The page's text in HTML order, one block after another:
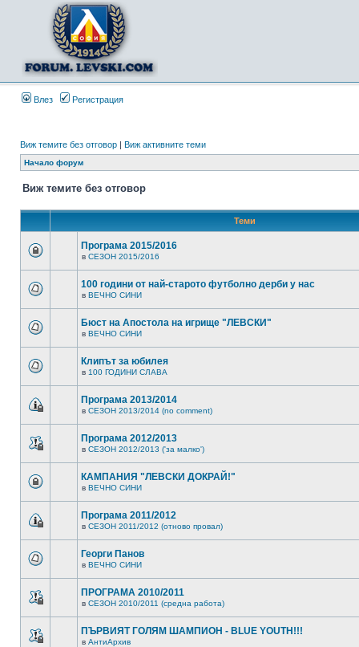
Влез Регистрация
Виж темите без отговор | Виж активните теми
Начало форум
Виж темите без отговор
Теми
Програма 2015/2016
в СЕЗОН 2015/2016
100 години от най-старото футболно дерби у нас
в ВЕЧНО СИНИ
Бюст на Апостола на игрище "ЛЕВСКИ"
в ВЕЧНО СИНИ
Клипът за юбилея
в 100 ГОДИНИ СЛАВА
Програма 2013/2014
в СЕЗОН 2013/2014 (no comment)
Програма 2012/2013
в СЕЗОН 2012/2013 ('за малко')
КАМПАНИЯ "ЛЕВСКИ ДОКРАЙ!"
в ВЕЧНО СИНИ
Програма 2011/2012
в СЕЗОН 2011/2012 (отново провал)
Георги Панов
в ВЕЧНО СИНИ
ПРОГРАМА 2010/2011
в СЕЗОН 2010/2011 (средна работа)
ПЪРВИЯТ ГОЛЯМ ШАМПИОН - BLUE YOUTH!!!
в АнтиАрхив